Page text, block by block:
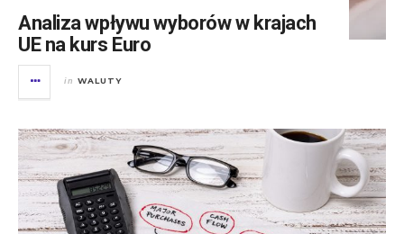
Analiza wpływu wyborów w krajach
UE na kurs Euro
in WALUTY